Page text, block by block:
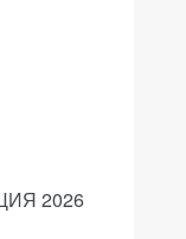
2026